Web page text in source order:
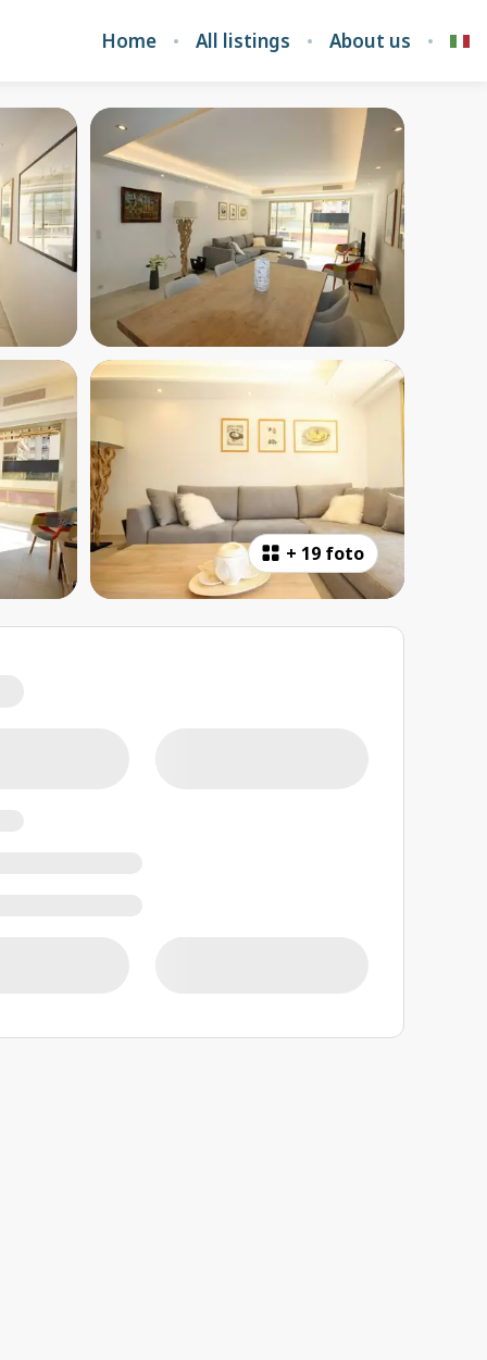
Home All listings About us
+ 19 foto